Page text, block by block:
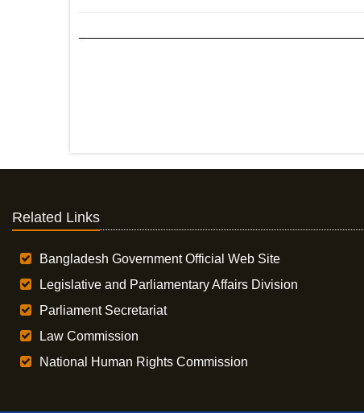
Related Links
Bangladesh Government Official Web Site
Legislative and Parliamentary Affairs Division
Parliament Secretariat
Law Commission
National Human Rights Commission